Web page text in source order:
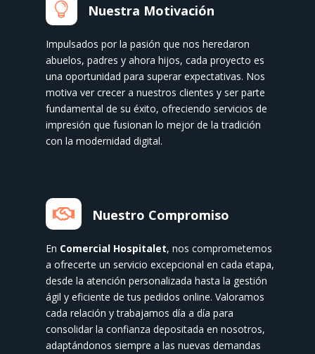
 Nuestra Motivación
Impulsados por la pasión que nos heredaron
abuelos, padres y ahora hijos, cada proyecto es
una oportunidad para superar expectativas. Nos
motiva ver crecer a nuestros clientes y ser parte
fundamental de su éxito, ofreciendo servicios de
impresión que fusionan lo mejor de la tradición
con la modernidad digital.
 Nuestro Compromiso
En Comercial Hospitalet, nos comprometemos
a ofrecerte un servicio excepcional en cada etapa,
desde la atención personalizada hasta la gestión
ágil y eficiente de tus pedidos online. Valoramos
cada relación y trabajamos día a día para
consolidar la confianza depositada en nosotros,
adaptándonos siempre a las nuevas demandas